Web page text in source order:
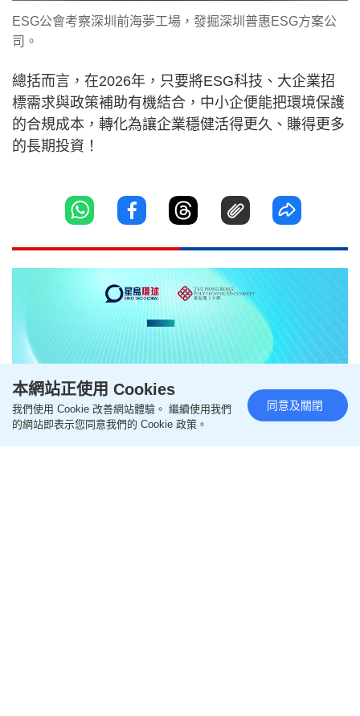
ESG公會考察深圳前海夢工場，發掘深圳普惠ESG方案公
司。
總括而言，在2026年，只要將ESG科技、大企業招
標需求與政策補助有機結合，中小企便能把環境保護
的合規成本，轉化為讓企業穩健活得更久、賺得更多
的長期投資！
Pause Unmute Loaded:
Picture-
本網站正使用 Cookies
我們使用 Cookie 改善網站體驗。 繼續使用我們
的網站即表示您同意我們的 Cookie 政策。
同意及關閉